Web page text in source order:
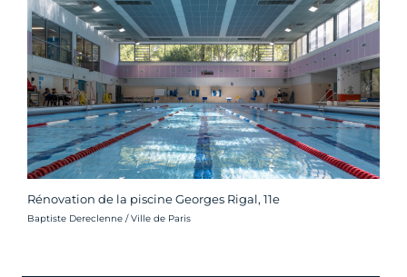
Rénovation de la piscine Georges Rigal, 11e
Crédit photo :
Baptiste Dereclenne / Ville de Paris